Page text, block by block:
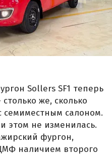
Sollers SF1 теперь
же, сколько
салоном.
этом не изменилась.
фургон,
наличием второго